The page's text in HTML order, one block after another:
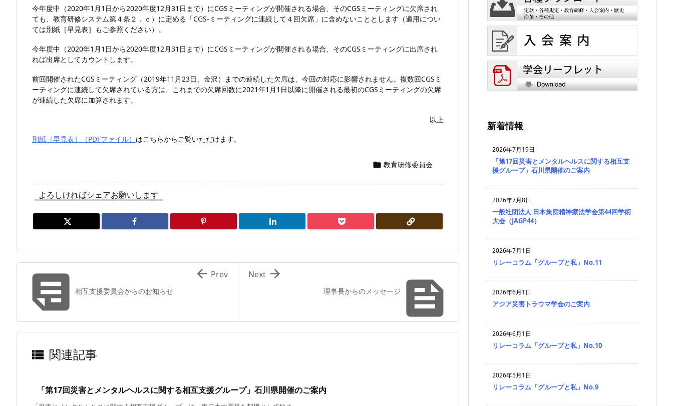
今年度中（2020年1月1日から2020年度12月31日まで）にCGSミーティングが開催される場合、そのCGSミーティングに欠席され
ても、教育研修システム第４条２．ｃ）に定める「CGS-ミーティングに連続して４回欠席」に含めないこととします（適用につい
ては別紙［早見表］もご参照ください）。
今年度中（2020年1月1日から2020年度12月31日まで）にCGSミーティングが開催される場合、そのCGSミーティングに出席され
れば出席としてカウントします。
前回開催されたCGSミーティング（2019年11月23日、金沢）までの連続した欠席は、今回の対応に影響されません。複数回CGSミ
ーティングに連続して欠席されている方は、これまでの欠席回数に2021年1月1日以降に開催される最初のCGSミーティングの欠席
が連続した欠席に加算されます。
以上
別紙［早見表］（PDFファイル） はこちらからご覧いただけます。
 教育研修委員会
よろしければシェアお願いします

理事長からのメッセージ

Next
相互支援委員会からのお知らせ
 Prev
 関連記事
「第17回災害とメンタルヘルスに関する相互支援グループ」石川県開催のご案内
新着情報
2026年7月19日
「第17回災害とメンタルヘルスに関する相互支
援グループ」石川県開催のご案内
2026年7月8日
一般社団法人 日本集団精神療法学会第44回学術
大会（JAGP44）
2026年7月1日
リレーコラム「グループと私」No.11
2026年6月1日
アジア災害トラウマ学会のご案内
2026年6月1日
リレーコラム「グループと私」No.10
2026年5月1日
リレーコラム「グループと私」No.9